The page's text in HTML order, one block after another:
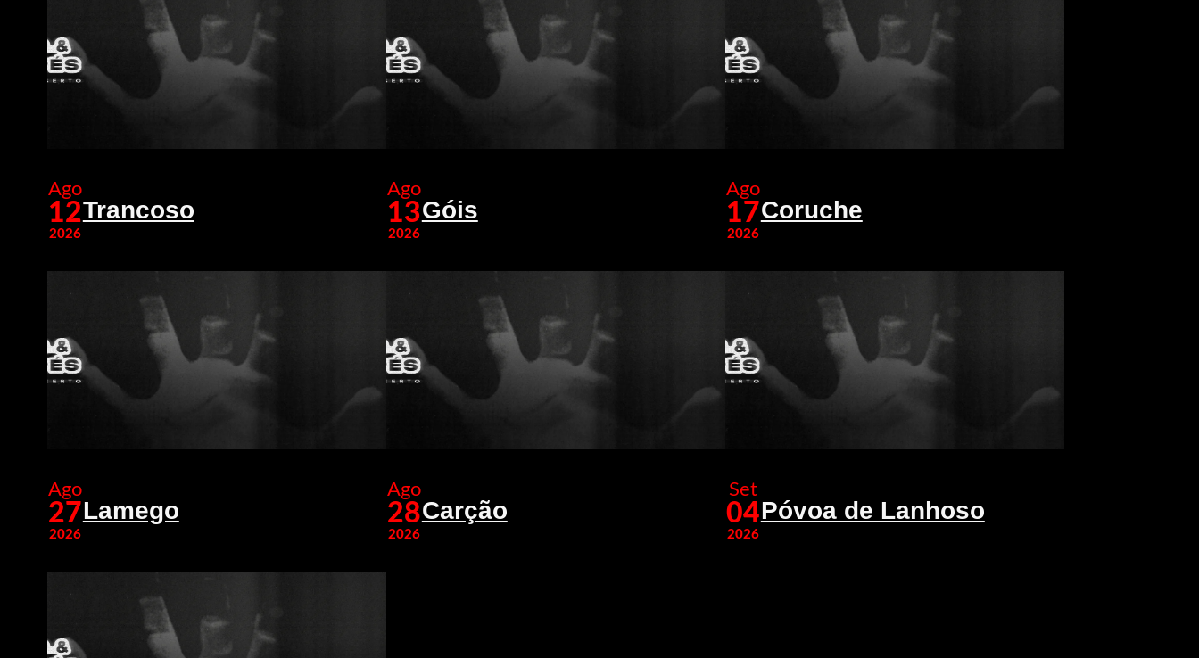
Ago
12
2026
Trancoso
Ago
13
2026
Góis
Ago
17
2026
Coruche
Ago
27
2026
Lamego
Ago
28
2026
Carção
Set
04
2026
Póvoa de Lanhoso